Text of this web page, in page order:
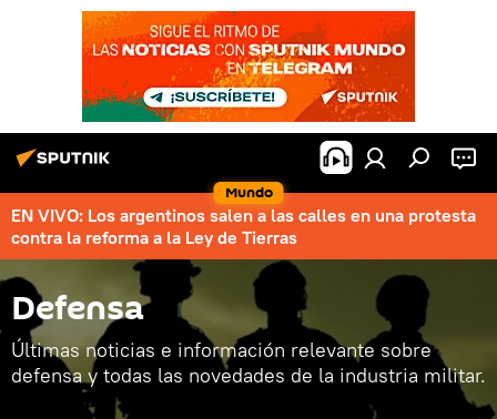
Mundo
EN VIVO: Los argentinos salen a las calles en una protesta
contra la reforma a la Ley de Tierras
Defensa
Últimas noticias e información relevante sobre
defensa y todas las novedades de la industria militar.